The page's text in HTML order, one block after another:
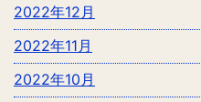
2022年12月
2022年11月
2022年10月